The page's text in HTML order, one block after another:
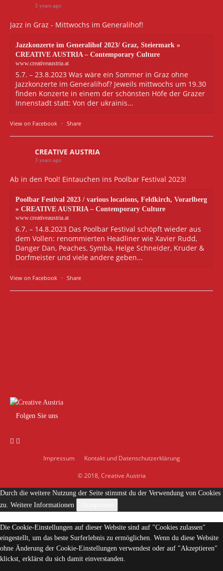
3 years ago
Jazz in Graz - Mittwochs im Generalihof!
Jazzkonzerte im Generalihof 2023/ Graz, Steiermark »
CREATIVE AUSTRIA – Contemporary Culture
www.creativeaustria.at
5.7. – 23.8.2023 Was wäre ein Sommer in Graz ohne
Jazzkonzerte im Generalihof? Jeweils mittwochs um 19.30
finden Konzerte in einem der schönsten Höfe der Grazer
Innenstadt statt: Von der ukrainis...
View on Facebook · Share
CREATIVE AUSTRIA
3 years ago
Ab in den Pool! Eintauchen ins Poolbar Festival 2023!
Poolbar Festival 2023 / various locations, Feldkirch, Vorarlberg
» CREATIVE AUSTRIA – Contemporary Culture
www.creativeaustria.at
6.7. – 14.8.2023 Das Poolbar Festival schöpft wieder aus
dem Vollen: renommierten Headliner wie Xavier Rudd,
Danger Dan, Peaches, Symba, Helge Schneider, Kruder &
Dorfmeister und viele andere geben...
View on Facebook · Share
Folgen Sie uns
Impressum Kontakt und Datenschutzerklärung
© 2018, Creative Austria
Durch die weitere Nutzung der Seite stimmst du der Verwendung von Cookies
zu. Weitere Informationen
Die Cookie-Einstellungen auf dieser Website sind auf "Cookies zulassen"
eingestellt, um das beste Surferlebnis zu ermöglichen. Wenn du diese Website
ohne Änderung der Cookie-Einstellungen verwendest oder auf "Akzeptieren"
klickst, erklärst du sich damit einverstanden.